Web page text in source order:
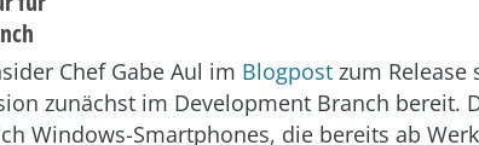
Chef Gabe Aul im Blogpost zum Release
zunächst im Development Branch bereit.
Windows-Smartphones, die bereits ab